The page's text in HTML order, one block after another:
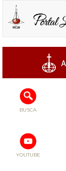
BUSCA
YOUTUBE